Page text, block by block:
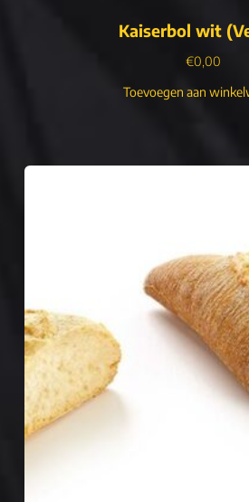
Kaiserbol wit
€0,00
Toevoegen aan